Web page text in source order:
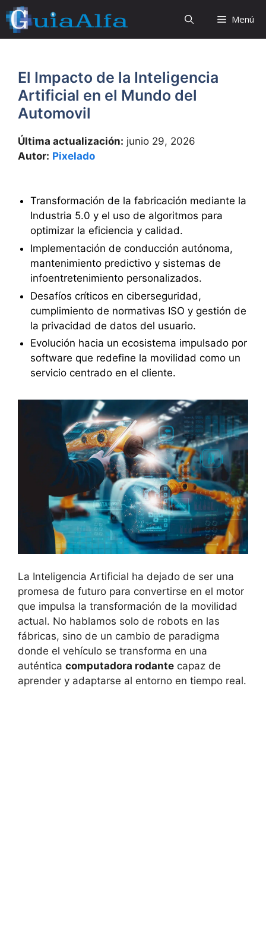
Saltar
al
contenido
Menú
El Impacto de la Inteligencia
Artificial en el Mundo del
Automovil
Última actualización: junio 29, 2026
Autor: Pixelado
Transformación de la fabricación mediante la
Industria 5.0 y el uso de algoritmos para
optimizar la eficiencia y calidad.
Implementación de conducción autónoma,
mantenimiento predictivo y sistemas de
infoentretenimiento personalizados.
Desafíos críticos en ciberseguridad,
cumplimiento de normativas ISO y gestión de
la privacidad de datos del usuario.
Evolución hacia un ecosistema impulsado por
software que redefine la movilidad como un
servicio centrado en el cliente.
La Inteligencia Artificial ha dejado de ser una
promesa de futuro para convertirse en el motor
que impulsa la transformación de la movilidad
actual. No hablamos solo de robots en las
fábricas, sino de un cambio de paradigma
donde el vehículo se transforma en una
auténtica computadora rodante capaz de
aprender y adaptarse al entorno en tiempo real.